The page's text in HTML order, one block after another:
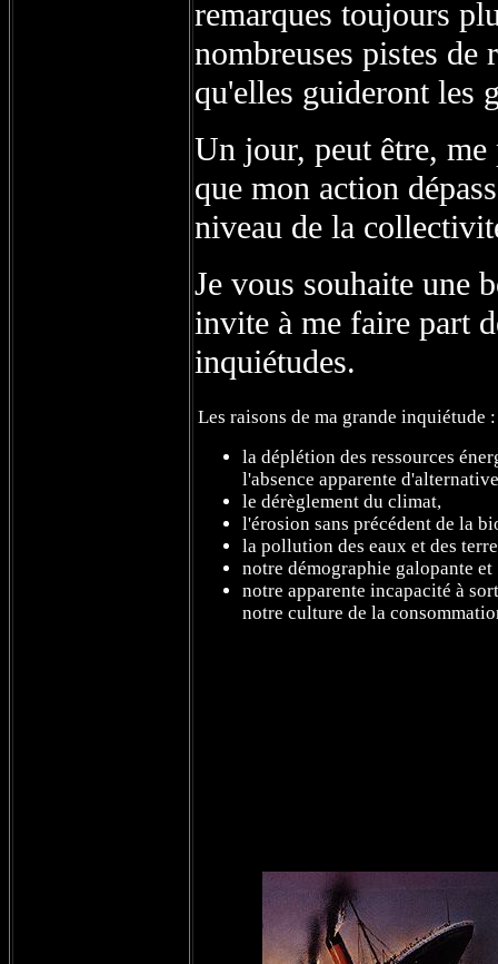
remarques toujours
nombreuses pistes de
qu'elles guideront les
Un jour, peut être, me
que mon action
niveau de la
Je vous souhaite une
invite à me faire part
inquiétudes.
Les raisons de ma grande inquiétude
la déplétion des ressources
l'absence apparente
le dérèglement du climat,
l'érosion sans précédent de la
la pollution des eaux et des
notre démographie galopante et
notre apparente incapacité à
notre culture de la